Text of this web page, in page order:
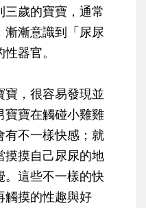
歲的寶寶，通常
漸漸意識到「尿尿
器官。
，很容易發現並
寶寶在觸碰小雞雞
有不一樣快感；就
摸摸自己尿尿的地
。這些不一樣的快
觸摸的性趣與好